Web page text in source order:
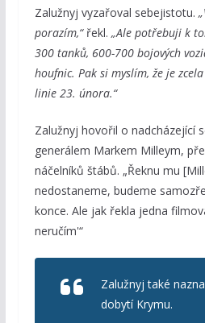
Zalužnyj vyzařoval sebejistotu.
porazím,“řekl. „Ale potřebuji k
300 tanků, 600-700 bojových
houfnic. Pak si myslím, že je
linie 23. února.“
Zalužnyj hovořil o nadcházející
generálem Markem Milleym,
náčelníků štábů. „Řeknu mu
nedostaneme, budeme
konce. Ale jak řekla jedna
neručím'“
Zalužnyj také
dobytí Krymu.